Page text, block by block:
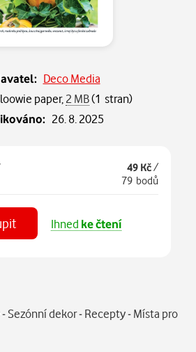
Deco Media
paper, 2 MB(1 stran)
26. 8. 2025
49 Kč/
79 bodů
Ihned ke čtení
Sezónní dekor - Recepty - Místa pro